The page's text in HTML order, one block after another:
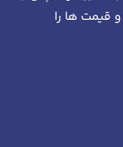
قیمت ها را